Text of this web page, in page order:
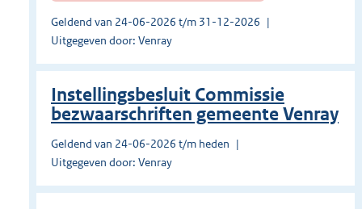
Geldend van 24-06-2026 t/m 31-12-2026
Uitgegeven door: Venray
Instellingsbesluit Commissie
bezwaarschriften gemeente Venray
Geldend van 24-06-2026 t/m heden
Uitgegeven door: Venray